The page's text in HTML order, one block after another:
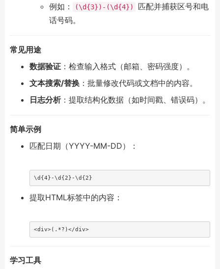
例如：
(\d{3})-(\d{4})
匹配并捕获区号和电
话号码。
常见用途
数据验证 ：检查输入格式（邮箱、密码强度）。
文本搜索/替换 ：批量修改代码或文档中的内容。
日志分析：提取结构化数据（如时间戳、错误码）。
简单示例
匹配日期（YYYY-MM-DD）：
\d {4} -\d {2} -\d {2}
提取HTML标签中的内容：
<div>( . *? )</div>
学习工具